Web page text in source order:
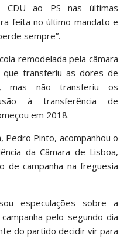
CDU ao PS nas últimas
feita no último mandato e
sempre”.
remodelada pela câmara
transferiu as dores de
mas não transferiu os
à transferência de
em 2018.
Pedro Pinto, acompanhou o
da Câmara de Lisboa,
de campanha na freguesia
especulações sobre a
pelo segundo dia
do partido decidir vir para